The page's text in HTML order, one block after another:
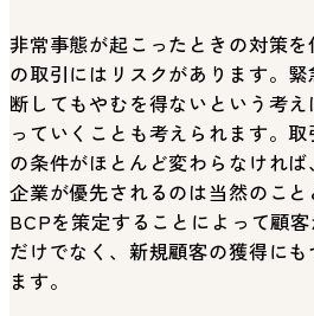
非常事態が起こったときの対策
の取引にはリスクがあります。
断してもやむを得ないという考
っていくことも考えられます。
の条件がほとんど変わらなけれ
企業が優先されるのは当然のこと
BCPを策定することによって顧
だけでなく、新規顧客の獲得に
ます。